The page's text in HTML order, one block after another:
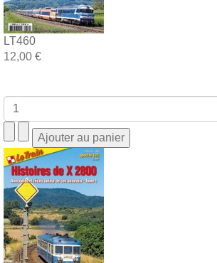
LT460
12,00 €